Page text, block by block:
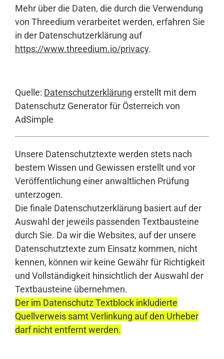
Mehr über die Daten, die durch die Verwendung
von Threedium verarbeitet werden, erfahren Sie
in der Datenschutzerklärung auf
https://www.threedium.io/privacy.
Quelle: Datenschutzerklärung erstellt mit dem
Datenschutz Generator für Österreich von
AdSimple
Unsere Datenschutztexte werden stets nach
bestem Wissen und Gewissen erstellt und vor
Veröffentlichung einer anwaltlichen Prüfung
unterzogen.
Die finale Datenschutzerklärung basiert auf der
Auswahl der jeweils passenden Textbausteine
durch Sie. Da wir die Websites, auf der unsere
Datenschutztexte zum Einsatz kommen, nicht
kennen, können wir keine Gewähr für Richtigkeit
und Vollständigkeit hinsichtlich der Auswahl der
Textbausteine übernehmen.
Der im Datenschutz Textblock inkludierte
Quellverweis samt Verlinkung auf den Urheber
darf nicht entfernt werden.